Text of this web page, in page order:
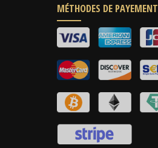
MÉTHODES DE PAYEMENT